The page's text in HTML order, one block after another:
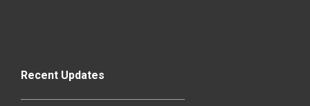
Recent Updates